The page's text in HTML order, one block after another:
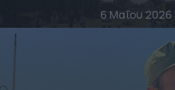
6 Μαΐου 2026